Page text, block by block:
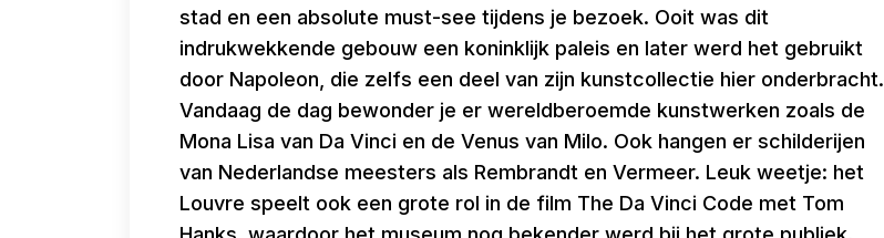
stad en een absolute must-see tijdens je bezoek. Ooit was dit
indrukwekkende gebouw een koninklijk paleis en later werd het gebruikt
door Napoleon, die zelfs een deel van zijn kunstcollectie hier onderbracht.
Vandaag de dag bewonder je er wereldberoemde kunstwerken zoals de
Mona Lisa van Da Vinci en de Venus van Milo. Ook hangen er schilderijen
van Nederlandse meesters als Rembrandt en Vermeer. Leuk weetje: het
Louvre speelt ook een grote rol in de film The Da Vinci Code met Tom